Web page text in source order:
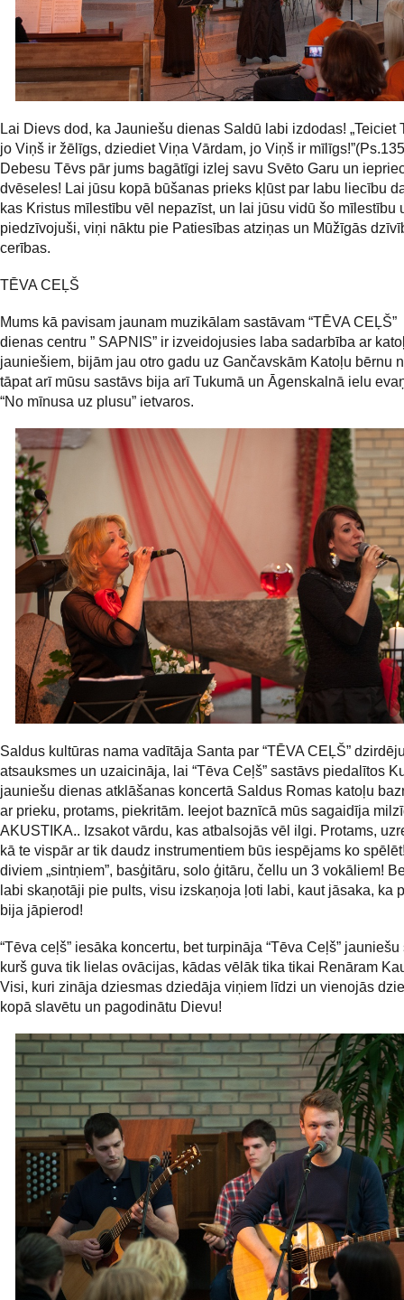
Lai Dievs dod, ka Jauniešu dienas Saldū labi izdodas! „Teiciet
jo Viņš ir žēlīgs, dziediet Viņa Vārdam, jo Viņš ir
Debesu Tēvs pār jums bagātīgi izlej savu Svēto Garu un
dvēseles! Lai jūsu kopā būšanas prieks kļūst par labu liecību
kas Kristus mīlestību vēl nepazīst, un lai jūsu vidū šo mīlestību
piedzīvojuši, viņi nāktu pie Patiesības atziņas un Mūžīgās
cerības.
TĒVA CEĻŠ
Mums kā pavisam jaunam muzikālam sastāvam “TĒVA
dienas centru ” SAPNIS” ir izveidojusies laba sadarbība ar
jauniešiem, bijām jau otro gadu uz Gančavskām Katoļu bērnu
tāpat arī mūsu sastāvs bija arī Tukumā un Āgenskalnā ielu
“No mīnusa uz plusu” ietvaros.
Saldus kultūras nama vadītāja Santa par “TĒVA CEĻŠ”
atsauksmes un uzaicināja, lai “Tēva Ceļš” sastāvs piedalītos
jauniešu dienas atklāšanas koncertā Saldus Romas katoļu
ar prieku, protams, piekritām. Ieejot baznīcā mūs sagaidīja
AKUSTIKA.. Izsakot vārdu, kas atbalsojās vēl ilgi. Protams,
kā te vispār ar tik daudz instrumentiem būs iespējams ko
diviem „sintņiem”, basģitāru, solo ģitāru, čellu un 3 vokāliem!
labi skaņotāji pie pults, visu izskaņoja ļoti labi, kaut jāsaka, ka
bija jāpierod!
“Tēva ceļš” iesāka koncertu, bet turpināja “Tēva Ceļš” jauniešu
kurš guva tik lielas ovācijas, kādas vēlāk tika tikai Renāram
Visi, kuri zināja dziesmas dziedāja viņiem līdzi un vienojās
kopā slavētu un pagodinātu Dievu!